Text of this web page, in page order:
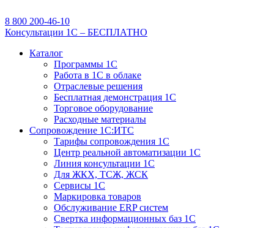
8 800 200-46-10
Консультации 1С – БЕСПЛАТНО
Каталог
Программы 1С
Работа в 1С в облаке
Отраслевые решения
Бесплатная демонстрация 1С
Торговое оборудование
Расходные материалы
Сопровождение 1С:ИТС
Тарифы сопровождения 1С
Центр реальной автоматизации 1С
Линия консультации 1С
Для ЖКХ, ТСЖ, ЖСК
Сервисы 1С
Маркировка товаров
Обслуживание ERP систем
Свертка информационных баз 1С